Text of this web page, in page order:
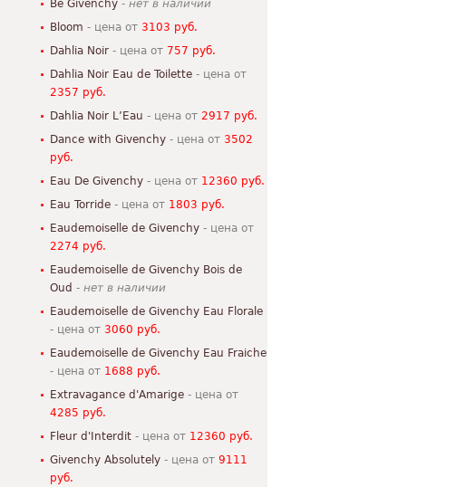
Be Givenchy - нет в наличии
Bloom - цена от 3103 руб.
Dahlia Noir - цена от 757 руб.
Dahlia Noir Eau de Toilette - цена от
2357 руб.
Dahlia Noir L’Eau - цена от 2917 руб.
Dance with Givenchy - цена от 3502
руб.
Eau De Givenchy - цена от 12360 руб.
Eau Torride - цена от 1803 руб.
Eaudemoiselle de Givenchy - цена от
2274 руб.
Eaudemoiselle de Givenchy Bois de
Oud - нет в наличии
Eaudemoiselle de Givenchy Eau Florale
- цена от 3060 руб.
Eaudemoiselle de Givenchy Eau Fraiche
- цена от 1688 руб.
Extravagance d'Amarige - цена от
4285 руб.
Fleur d'Interdit - цена от 12360 руб.
Givenchy Absolutely - цена от 9111
руб.